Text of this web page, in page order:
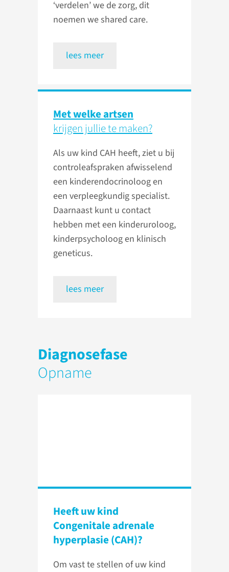
‘verdelen’ we de zorg, dit
noemen we shared care.
lees meer
Met welke artsen
krijgen jullie te maken?
Als uw kind CAH heeft, ziet u bij
controleafspraken afwisselend
een kinderendocrinoloog en
een verpleegkundig specialist.
Daarnaast kunt u contact
hebben met een kinderuroloog,
kinderpsycholoog en klinisch
geneticus.
lees meer
Diagnosefase
Opname
Heeft uw kind
Congenitale adrenale
hyperplasie (CAH)?
Om vast te stellen of uw kind